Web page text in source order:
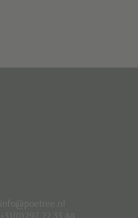
info@poetree.nl
+31(0)297 22 33 44